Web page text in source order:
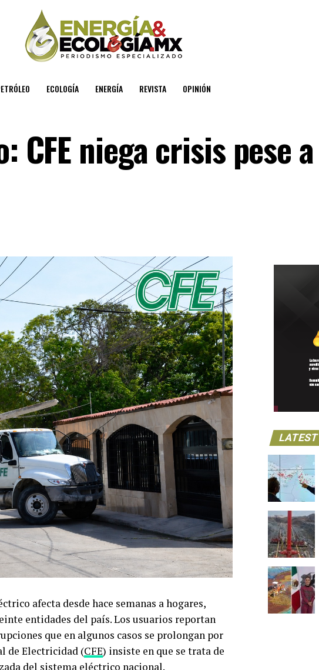
ECOLOGÍA ENERGÍA REVISTA OPINIÓN
CFE niega crisis pese a
afecta desde hace semanas a hogares,
entidades del país. Los usuarios reportan
que en algunos casos se prolongan por
de Electricidad (CFE) insiste en que se trata de
del sistema eléctrico nacional.
LATEST